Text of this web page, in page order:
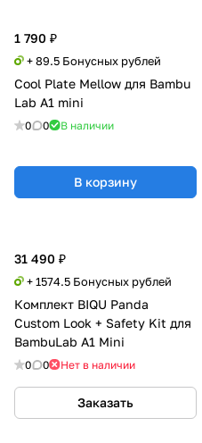
1 790 ₽
+ 89.5 Бонусных рублей
Cool Plate Mellow для Bambu
Lab A1 mini
0 0 В наличии
В корзину
31 490 ₽
+ 1574.5 Бонусных рублей
Комплект BIQU Panda
Custom Look + Safety Kit для
BambuLab A1 Mini
0 0 Нет в наличии
Заказать